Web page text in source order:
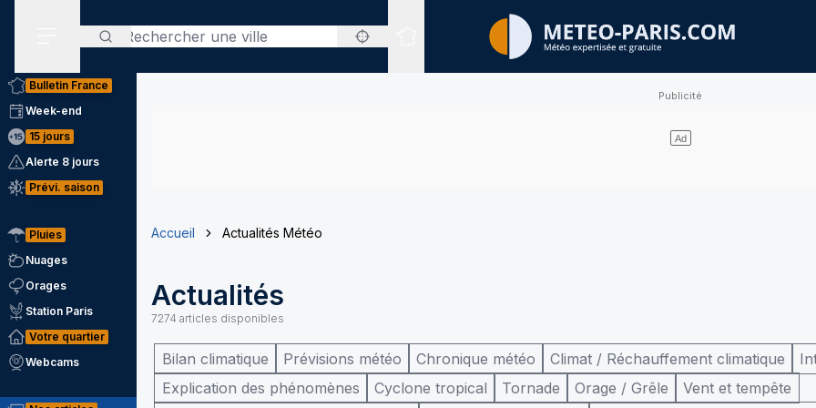
Rechercher
Sites expertisés
Bulletin France
Week-end
15 jours
Alerte 8 jours
Prévi. saison
Pluies
Nuages
Orages
Station Paris
Votre quartier
Webcams
Accueil Actualités Météo
Actualités
7274 articles disponibles
Bilan climatique Prévisions météo Chronique météo Climat / Réchauffement climatique
Explication des phénomènes
Cyclone tropical Tornade Orage / Grêle
Vent et tempête